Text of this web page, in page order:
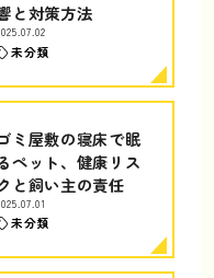
と対策方法
未分類
ミ屋敷の寝床で眠
ペット、健康リス
と飼い主の責任
未分類